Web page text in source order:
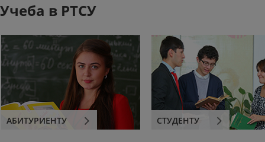
Учеба в РТСУ
АБИТУРИЕНТУ СТУДЕНТУ